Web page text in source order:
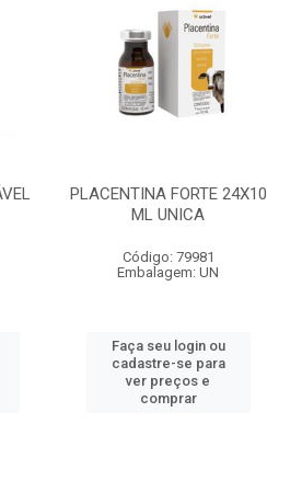
PLACENTINA FORTE 24X10
ML UNICA
Código: 79981
Embalagem: UN
Faça seu login ou
cadastre-se para
ver preços e
comprar